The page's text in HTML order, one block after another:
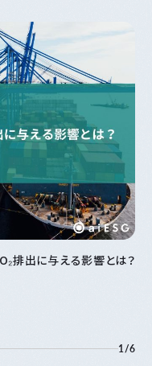
排出に与える影響とは？
1/6